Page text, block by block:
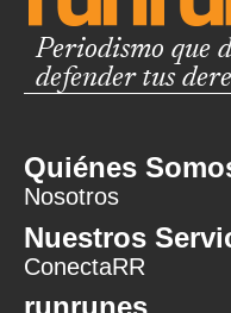
Periodismo que
defender tus
Quiénes
Nosotros
Nuestros
ConectaRR
runrunes